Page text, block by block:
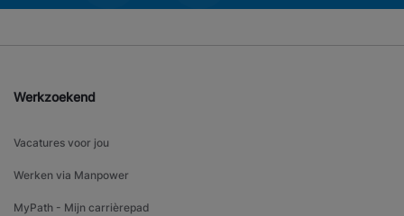
Werkzoekend
Vacatures voor jou
Werken via Manpower
MyPath - Mijn carrièrepad